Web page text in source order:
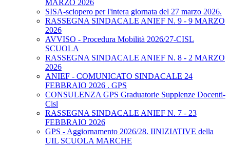
MARZO 2026
SISA-sciopero per l'intera giornata del 27 marzo 2026.
RASSEGNA SINDACALE ANIEF N. 9 - 9 MARZO
2026
AVVISO - Procedura Mobilità 2026/27-CISL
SCUOLA
RASSEGNA SINDACALE ANIEF N. 8 - 2 MARZO
2026
ANIEF - COMUNICATO SINDACALE 24
FEBBRAIO 2026 . GPS
CONSULENZA GPS Graduatorie Supplenze Docenti-
Cisl
RASSEGNA SINDACALE ANIEF N. 7 - 23
FEBBRAIO 2026
GPS - Aggiornamento 2026/28. IINIZIATIVE della
UIL SCUOLA MARCHE